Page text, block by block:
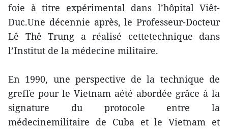
foie à titre expérimental dans l’hôpital Viêt-
Duc.Une décennie après, le Professeur-Docteur
Lê Thê Trung a réalisé cettetechnique dans
l’Institut de la médecine militaire.
En 1990, une perspective de la technique de
greffe pour le Vietnam aété abordée grâce à la
signature du protocole entre la
médecinemilitaire de Cuba et le Vietnam et